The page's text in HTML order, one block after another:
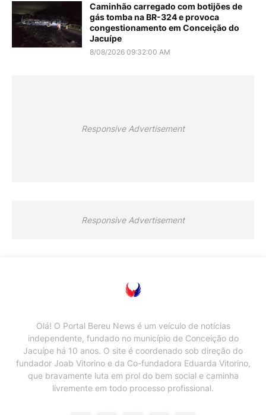
Caminhão carregado com botijões de
gás tomba na BR-324 e provoca
congestionamento em Conceição do
Jacuípe
8/08/2026 09:32:00 AM
Responsive Advertisement
Responsive Advertisement
Olá! O Portal Bereu News é um veículo de notícias
independente, fundado no município de Conceição do
Jacuípe há 10 anos. O site é coordenado sob direção do
fundador Joab Vitorino e da Co-fundadora Eduarda Vitorino,
que bravamente luta em prol do bem social e caminha
livremente em todo processo profissional.